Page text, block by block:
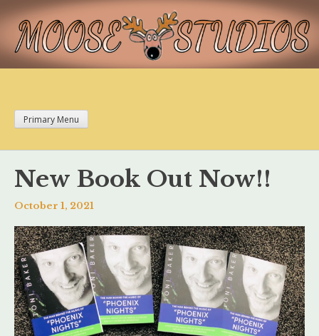
Skip
content
Toni Baker
Primary Menu
New Book Out Now!!
October 1, 2021